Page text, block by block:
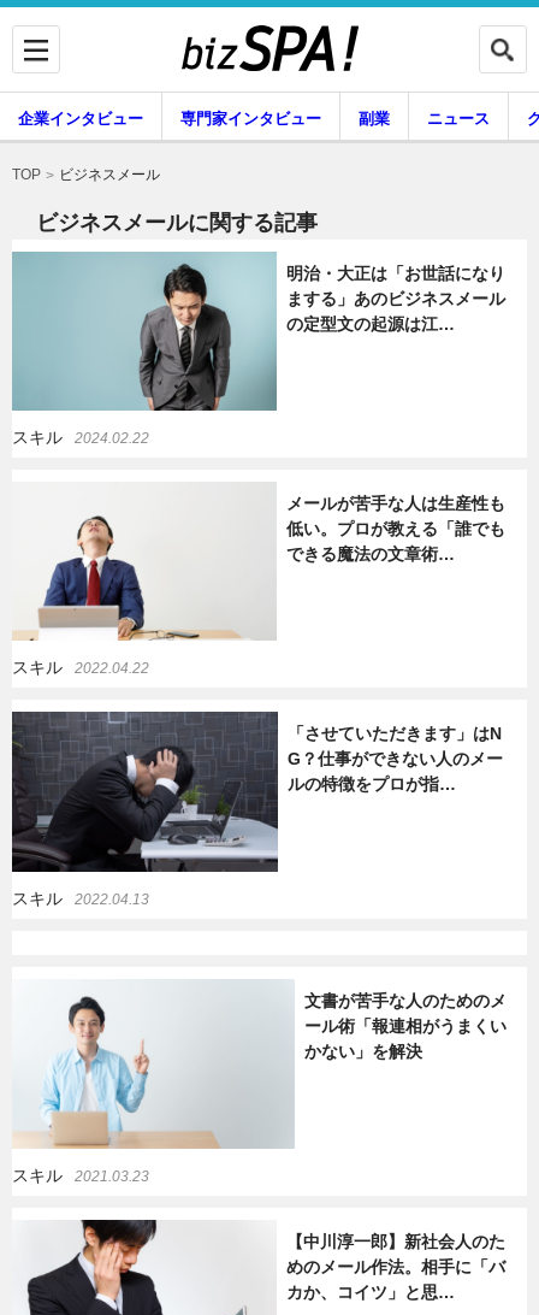
企業インタビュー 専門家インタビュー
副業
暮らし
企業インタビュー 専門家インタビュー 副業 ニュース
暮らし エンタメ
TOP ビジネスメール
ビジネスメールに関する記事
明治・大正は「お世話になり
まする」あのビジネスメール
の定型文の起源は江…
スキル 2024.02.22
メールが苦手な人は生産性も
低い。プロが教える「誰でも
できる魔法の文章術…
スキル 2022.04.22
「させていただきます」はN
G？仕事ができない人のメー
ルの特徴をプロが指…
スキル 2022.04.13
文書が苦手な人のためのメ
ール術「報連相がうまくい
かない」を解決
スキル 2021.03.23
【中川淳一郎】新社会人のた
めのメール作法。相手に「バ
カか、コイツ」と思…